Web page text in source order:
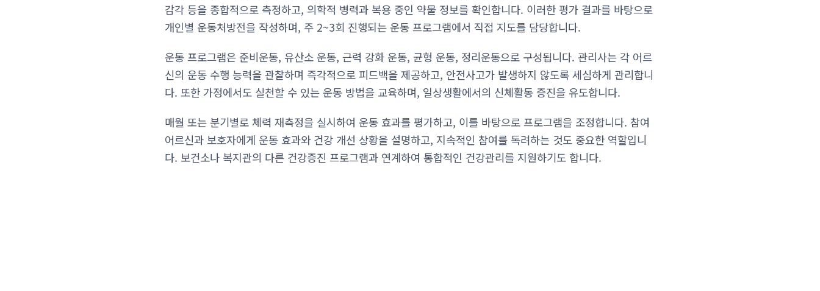
감각 등을 종합적으로 측정하고, 의학적 병력과 복용 중인 약물 정보를 확인합니다. 이러한 평가 결과를 바탕으로
개인별 운동처방전을 작성하며, 주 2~3회 진행되는 운동 프로그램에서 직접 지도를 담당합니다.
운동 프로그램은 준비운동, 유산소 운동, 근력 강화 운동, 균형 운동, 정리운동으로 구성됩니다. 관리사는 각 어르
신의 운동 수행 능력을 관찰하며 즉각적으로 피드백을 제공하고, 안전사고가 발생하지 않도록 세심하게 관리합니
다. 또한 가정에서도 실천할 수 있는 운동 방법을 교육하며, 일상생활에서의 신체활동 증진을 유도합니다.
매월 또는 분기별로 체력 재측정을 실시하여 운동 효과를 평가하고, 이를 바탕으로 프로그램을 조정합니다. 참여
어르신과 보호자에게 운동 효과와 건강 개선 상황을 설명하고, 지속적인 참여를 독려하는 것도 중요한 역할입니
다. 보건소나 복지관의 다른 건강증진 프로그램과 연계하여 통합적인 건강관리를 지원하기도 합니다.